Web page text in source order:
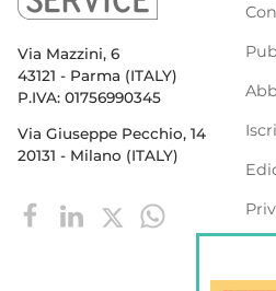
Via Mazzini, 6
43121 - Parma (ITALY)
P.IVA: 01756990345
Via Giuseppe Pecchio, 14
20131 - Milano (ITALY)